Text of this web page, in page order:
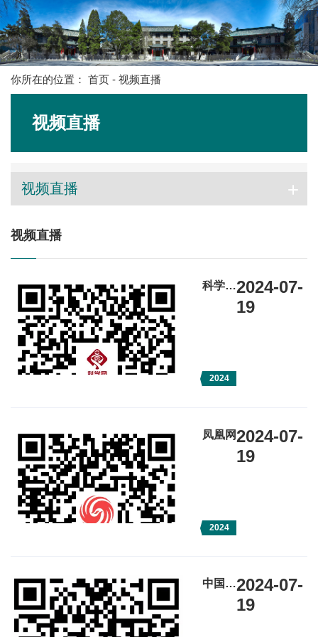
你所在的位置： 首页 - 视频直播
视频直播
视频直播
视频直播
科学网
2024
2024-07-
19
凤凰网
2024
2024-07-
19
中国医2024-07-
19